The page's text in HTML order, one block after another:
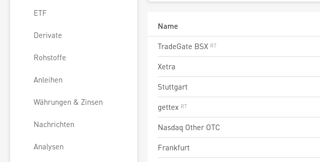
ETF
Derivate
Rohstoffe
Anleihen
Währungen & Zinsen
Nachrichten
Analysen
Name
TradeGate BSX
Xetra
Stuttgart
gettex
Nasdaq Other OTC
Frankfurt